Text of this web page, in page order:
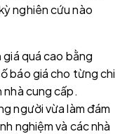
nghiên cứu nào
quá cao bằng
báo giá cho từng chi
cung cấp.
người vừa làm đám
nghiệm và các nhà